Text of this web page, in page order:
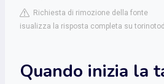
Richiesta di rimozione della fonte
isualizza la risposta completa su
Quando inizia la